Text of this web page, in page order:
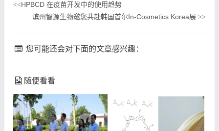
<<HPBCD 在疫苗开发中的使用趋势
滨州智源生物邀您共赴韩国首尔In-Cosmetics Korea展>>
您可能还会对下面的文章感兴趣：
随便看看